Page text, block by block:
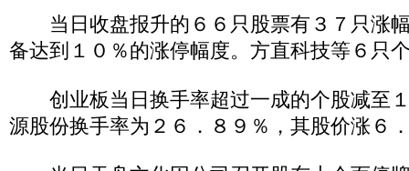
当日收盘报升的６６只股票有３７只涨
备达到１０％的涨停幅度。方直科技等６只
创业板当日换手率超过一成的个股减至
源股份换手率为２６．８９％，其股价涨６